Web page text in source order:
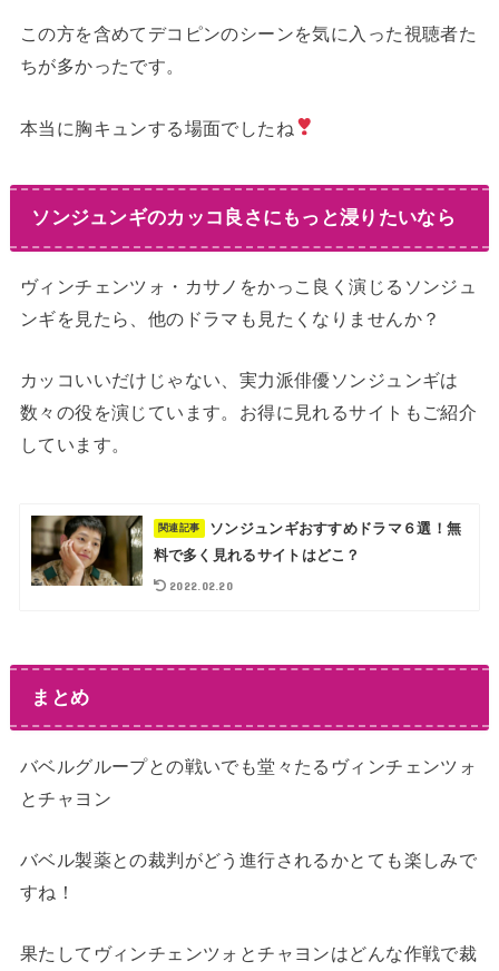
この方を含めてデコピンのシーンを気に入った視聴者た
ちが多かったです。
本当に胸キュンする場面でしたね
ソンジュンギのカッコ良さにもっと浸りたいなら
ヴィンチェンツォ・カサノをかっこ良く演じるソンジュ
ンギを見たら、他のドラマも見たくなりませんか？
カッコいいだけじゃない、実力派俳優ソンジュンギは
数々の役を演じています。お得に見れるサイトもご紹介
しています。
関連記事
ソンジュンギおすすめドラマ６選！無
料で多く見れるサイトはどこ？
2022.02.20
まとめ
バベルグループとの戦いでも堂々たるヴィンチェンツォ
とチャヨン
バベル製薬との裁判がどう進行されるかとても楽しみで
すね！
果たしてヴィンチェンツォとチャヨンはどんな作戦で裁